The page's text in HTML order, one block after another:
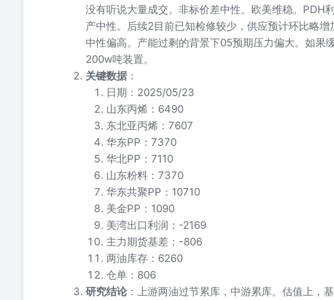
没有听说大量成交。非标价差中性。欧美维稳。PDH
产中性。后续2目前已知检修较少，供应预计环比略
中性偏高。产能过剩的背景下05预期压力偏大。如果
200w吨装置。
关键数据 ：
日期：2025/05/23
山东丙烯：6490
东北亚丙烯：7607
华东PP：7370
华北PP：7110
山东粉料：7370
华东共聚PP：10710
美金PP：1090
美湾出口利润：-2169
主力期货基差：-806
两油库存：6260
仓单：806
研究结论：上游两油过节累库，中游累库。估值上，